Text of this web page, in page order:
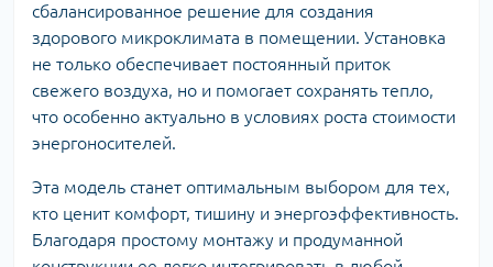
сбалансированное решение для создания
здорового микроклимата в помещении. Установка
не только обеспечивает постоянный приток
свежего воздуха, но и помогает сохранять тепло,
что особенно актуально в условиях роста стоимости
энергоносителей.
Эта модель станет оптимальным выбором для тех,
кто ценит комфорт, тишину и энергоэффективность.
Благодаря простому монтажу и продуманной